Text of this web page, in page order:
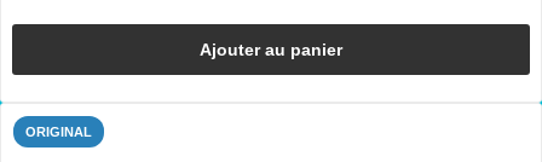
Ajouter au panier
ORIGINAL